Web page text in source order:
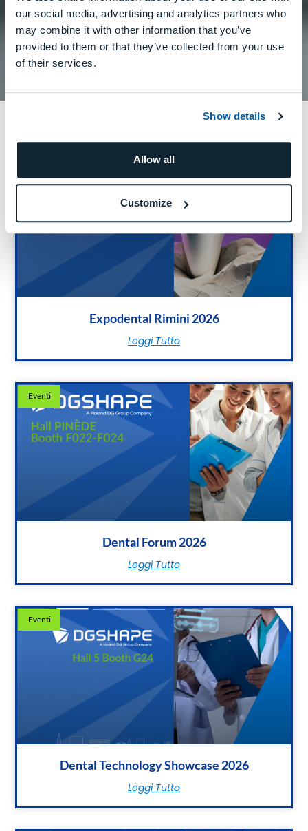
our social media, advertising and analytics partners who
may combine it with other information that you’ve
provided to them or that they’ve collected from your use
of their services.
Show details
Allow all
Customize
DWX-52Di Plus: Il Fresatrice Dentale A Secco
Aggiornato Di DGSHAPE
Eventi
Expodental Rimini 2026
Leggi Tutto
Eventi
Dental Forum 2026
Leggi Tutto
Eventi
Dental Technology Showcase 2026
Leggi Tutto